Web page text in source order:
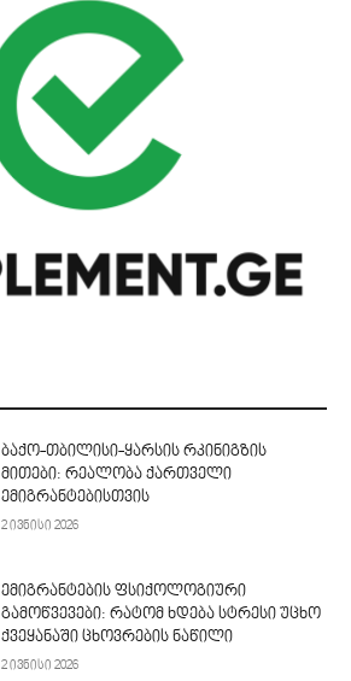
ბაქო-თბილისი-ყარსის რკინიგზის
მითები: რეალობა ქართველი
ემიგრანტებისთვის
2 ივნისი 2026
ემიგრანტების ფსიქოლოგიური
გამოწვევები: რატომ ხდება სტრესი უცხო
ქვეყანაში ცხოვრების ნაწილი
2 ივნისი 2026